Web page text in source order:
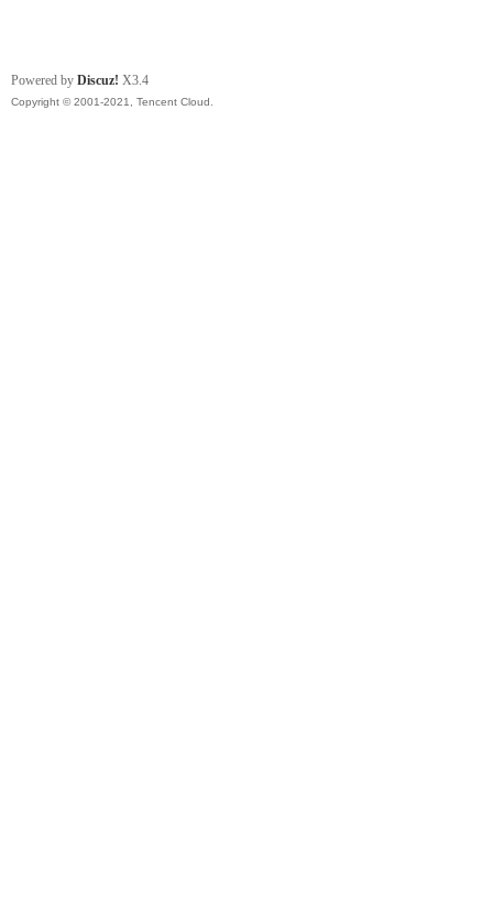
Powered by Discuz! X3.4
Copyright © 2001-2021, Tencent Cloud.